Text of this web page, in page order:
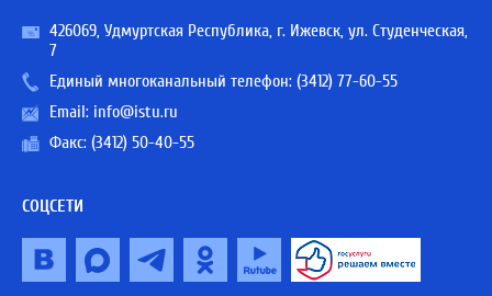
426069, Удмуртская Республика, г. Ижевск, ул. Студенческая,
7
Единый многоканальный телефон: (3412) 77-60-55
Email: info@istu.ru
Факс: (3412) 50-40-55
СОЦСЕТИ